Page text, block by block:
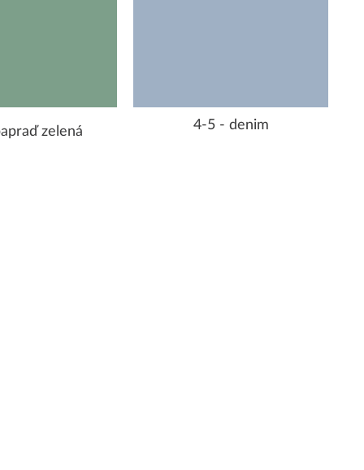
zelená 4-5 - denim